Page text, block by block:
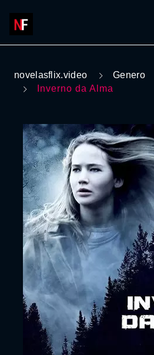
novelasflix.video Genero
Inverno da Alma